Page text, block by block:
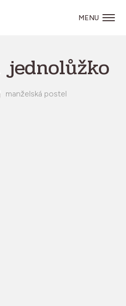
MENU
jednolůžko
manželská postel